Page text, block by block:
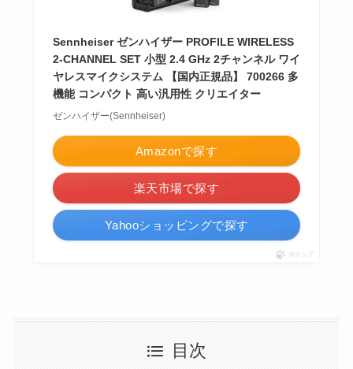
Sennheiser ゼンハイザー PROFILE WIRELESS
2-CHANNEL SET 小型 2.4 GHz 2チャンネル ワイ
ヤレスマイクシステム 【国内正規品】 700266 多
機能 コンパクト 高い汎用性 クリエイター
ゼンハイザー(Sennheiser)
Amazonで探す
楽天市場で探す
Yahooショッピングで探す
ポチップ
目次